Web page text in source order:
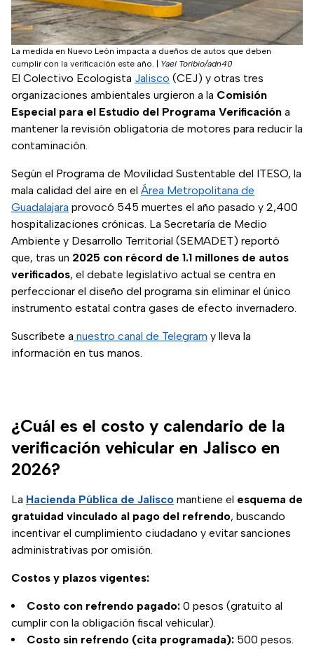
La medida en Nuevo León impacta a dueños de autos que deben
cumplir con la verificación este año.
Yael Toribio/adn40
El Colectivo Ecologista Jalisco (CEJ) y otras tres
organizaciones ambientales urgieron a la Comisión
Especial para el Estudio del Programa Verificación a
mantener la revisión obligatoria de motores para reducir la
contaminación.
Según el Programa de Movilidad Sustentable del ITESO, la
mala calidad del aire en el Área Metropolitana de
Guadalajara provocó 545 muertes el año pasado y 2,400
hospitalizaciones crónicas. La Secretaría de Medio
Ambiente y Desarrollo Territorial (SEMADET) reportó
que, tras un 2025 con récord de 1.1 millones de autos
verificados, el debate legislativo actual se centra en
perfeccionar el diseño del programa sin eliminar el único
instrumento estatal contra gases de efecto invernadero.
Suscríbete a nuestro canal de Telegram y lleva la
información en tus manos.
¿Cuál es el costo y calendario de la
verificación vehicular en Jalisco en
2026?
La Hacienda Pública de Jalisco mantiene el esquema de
gratuidad vinculado al pago del refrendo, buscando
incentivar el cumplimiento ciudadano y evitar sanciones
administrativas por omisión.
Costos y plazos vigentes:
Costo con refrendo pagado: 0 pesos (gratuito al
cumplir con la obligación fiscal vehicular).
Costo sin refrendo (cita programada): 500 pesos.